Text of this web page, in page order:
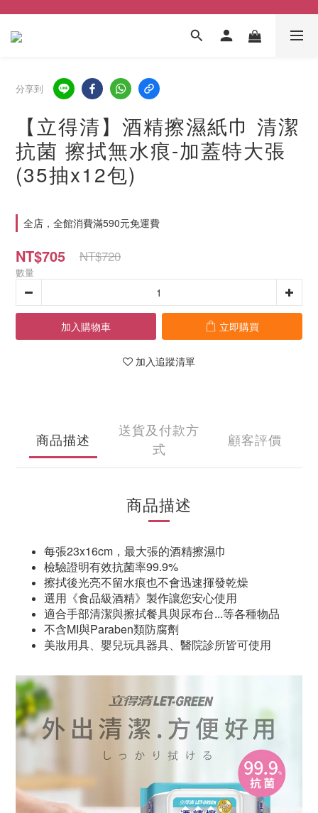
分享到
【立得清】酒精擦濕紙巾 清潔
抗菌 擦拭無水痕-加蓋特大張
(35抽x12包)
全店，全館消費滿590元免運費
NT$705 NT$720
數量
加入購物車 立即購買
加入追蹤清單
商品描述
送貨及付款方
式
顧客評價
商品描述
每張23x16cm，最大張的酒精擦濕巾
檢驗證明有效抗菌率99.9%
擦拭後光亮不留水痕也不會迅速揮發乾燥
選用《食品級酒精》製作讓您安心使用
適合手部清潔與擦拭餐具與尿布台...等各種物品
不含MI與Paraben類防腐劑
美妝用具、嬰兒玩具器具、醫院診所皆可使用